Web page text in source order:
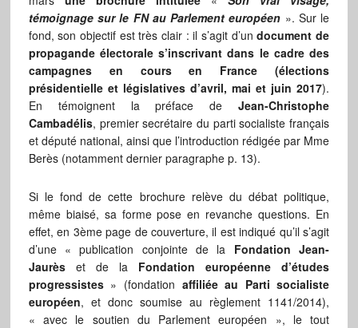
témoignage sur le FN au Parlement européen ». Sur le
fond, son objectif est très clair : il s’agit d’un document de
propagande électorale s’inscrivant dans le cadre des
campagnes en cours en France (élections
présidentielle et législatives d’avril, mai et juin 2017).
En témoignent la préface deJean-Christophe
Cambadélis, premier secrétaire du parti socialiste français
et député national, ainsi que l’introduction rédigée par Mme
Berès (notamment dernier paragraphe p. 13).
Si le fond de cette brochure relève du débat politique,
même biaisé, sa forme pose en revanche questions. En
effet, en 3ème page de couverture, il est indiqué qu’il s’agit
d’une « publication conjointe de la Fondation Jean-
Jaurèset de la Fondation européenne d’études
progressistes» (fondation affiliée au Parti socialiste
européen, et donc soumise au règlement 1141/2014),
« avec le soutien du Parlement européen », le tout